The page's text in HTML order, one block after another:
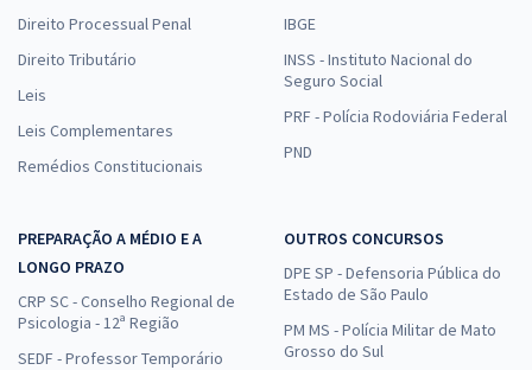
Direito Processual Penal
Direito Tributário
Leis
Leis Complementares
Remédios Constitucionais
IBGE
INSS - Instituto Nacional do
Seguro Social
PRF - Polícia Rodoviária Federal
PND
PREPARAÇÃO A MÉDIO E A
LONGO PRAZO
CRP SC - Conselho Regional de
Psicologia - 12ª Região
SEDF - Professor Temporário
OUTROS CONCURSOS
DPE SP - Defensoria Pública do
Estado de São Paulo
PM MS - Polícia Militar de Mato
Grosso do Sul